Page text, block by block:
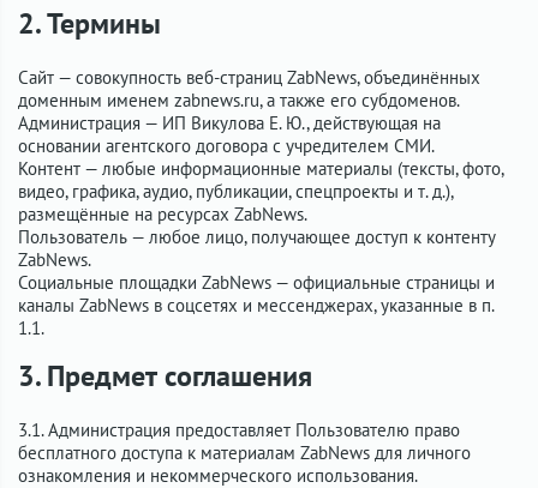
2. Термины
Сайт — совокупность веб-страниц ZabNews, объединённых
доменным именем zabnews.ru, а также его субдоменов.
Администрация — ИП Викулова Е. Ю., действующая на
основании агентского договора с учредителем СМИ.
Контент — любые информационные материалы (тексты, фото,
видео, графика, аудио, публикации, спецпроекты и т. д.),
размещённые на ресурсах ZabNews.
Пользователь — любое лицо, получающее доступ к контенту
ZabNews.
Социальные площадки ZabNews — официальные страницы и
каналы ZabNews в соцсетях и мессенджерах, указанные в п.
1.1.
3. Предмет соглашения
3.1. Администрация предоставляет Пользователю право
бесплатного доступа к материалам ZabNews для личного
ознакомления и некоммерческого использования.